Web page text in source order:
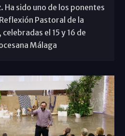
Ha sido uno de los ponentes
Pastoral de la
el 15 y 16 de
Málaga